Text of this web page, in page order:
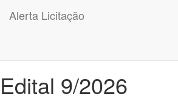
Alerta Licitação
Edital 9/2026